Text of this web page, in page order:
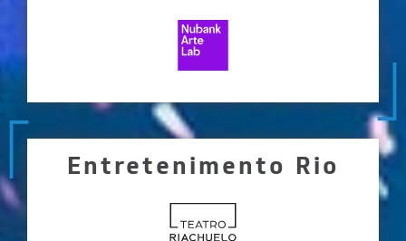
Entretenimento Rio